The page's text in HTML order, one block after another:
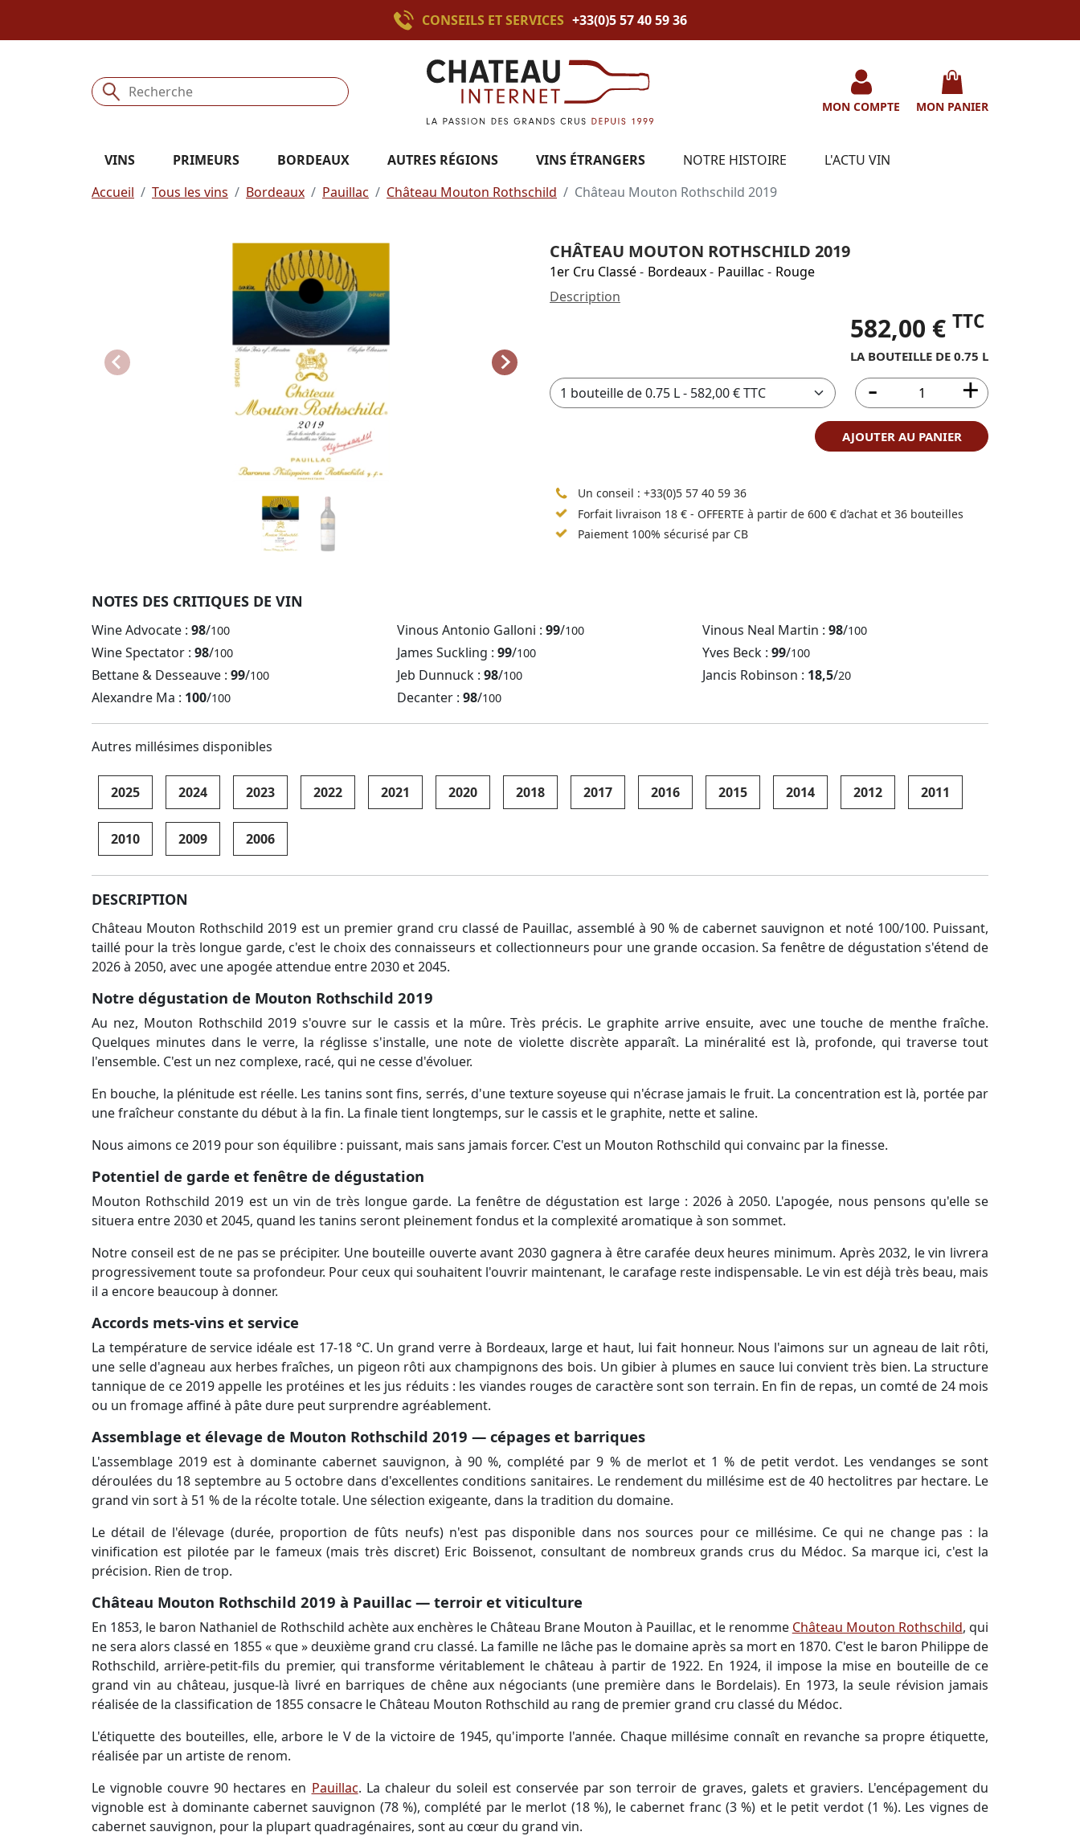
CONSEILS ET SERVICES +33(0)5 57 40 59 36
MON COMPTE MON PANIER
VINS PRIMEURS BORDEAUX AUTRES RÉGIONS VINS ÉTRANGERS NOTRE HISTOIRE
L'ACTU VIN
Accueil
Tous les vins Bordeaux Pauillac Château Mouton Rothschild Château Mouton Rothschild 2019
CHÂTEAU MOUTON ROTHSCHILD 2019
1er Cru Classé- Bordeaux- Pauillac - Rouge
Description
582,00 € TTC
LA BOUTEILLE DE 0.75 L
AJOUTER AU PANIER
Un conseil : +33(0)5 57 40 59 36
Forfait livraison 18 € - OFFERTE à partir de 600 € d’achat et 36 bouteilles
Paiement 100% sécurisé par CB
NOTES DES CRITIQUES DE VIN
Wine Advocate : 98/100 Vinous Antonio Galloni : 99/100 Vinous Neal Martin : 98/100
Wine Spectator : 98/100 James Suckling : 99/100 Yves Beck : 99/100
Bettane & Desseauve : 99/100 Jeb Dunnuck : 98/100 Jancis Robinson : 18,5/20
Alexandre Ma : 100/100 Decanter : 98/100
Autres millésimes disponibles
2025 2024 2023 2022 2021 2020 2018 2017 2016 2015 2014 2012 2011
2010 2009 2006
DESCRIPTION
Château Mouton Rothschild 2019 est un premier grand cru classé de Pauillac, assemblé à 90 % de cabernet sauvignon et noté 100/100. Puissant,
taillé pour la très longue garde, c'est le choix des connaisseurs et collectionneurs pour une grande occasion. Sa fenêtre de dégustation s'étend de
2026 à 2050, avec une apogée attendue entre 2030 et 2045.
Notre dégustation de Mouton Rothschild 2019
Au nez, Mouton Rothschild 2019 s'ouvre sur le cassis et la mûre. Très précis. Le graphite arrive ensuite, avec une touche de menthe fraîche.
Quelques minutes dans le verre, la réglisse s'installe, une note de violette discrète apparaît. La minéralité est là, profonde, qui traverse tout
l'ensemble. C'est un nez complexe, racé, qui ne cesse d'évoluer.
En bouche, la plénitude est réelle. Les tanins sont fins, serrés, d'une texture soyeuse qui n'écrase jamais le fruit. La concentration est là, portée par
une fraîcheur constante du début à la fin. La finale tient longtemps, sur le cassis et le graphite, nette et saline.
Nous aimons ce 2019 pour son équilibre : puissant, mais sans jamais forcer. C'est un Mouton Rothschild qui convainc par la finesse.
Potentiel de garde et fenêtre de dégustation
Mouton Rothschild 2019 est un vin de très longue garde. La fenêtre de dégustation est large : 2026 à 2050. L'apogée, nous pensons qu'elle se
situera entre 2030 et 2045, quand les tanins seront pleinement fondus et la complexité aromatique à son sommet.
Notre conseil est de ne pas se précipiter. Une bouteille ouverte avant 2030 gagnera à être carafée deux heures minimum. Après 2032, le vin livrera
progressivement toute sa profondeur. Pour ceux qui souhaitent l'ouvrir maintenant, le carafage reste indispensable. Le vin est déjà très beau, mais
il a encore beaucoup à donner.
Accords mets-vins et service
La température de service idéale est 17-18 °C. Un grand verre à Bordeaux, large et haut, lui fait honneur. Nous l'aimons sur un agneau de lait rôti,
une selle d'agneau aux herbes fraîches, un pigeon rôti aux champignons des bois. Un gibier à plumes en sauce lui convient très bien. La structure
tannique de ce 2019 appelle les protéines et les jus réduits : les viandes rouges de caractère sont son terrain. En fin de repas, un comté de 24 mois
ou un fromage affiné à pâte dure peut surprendre agréablement.
Assemblage et élevage de Mouton Rothschild 2019 — cépages et barriques
L'assemblage 2019 est à dominante cabernet sauvignon, à 90 %, complété par 9 % de merlot et 1 % de petit verdot. Les vendanges se sont
déroulées du 18 septembre au 5 octobre dans d'excellentes conditions sanitaires. Le rendement du millésime est de 40 hectolitres par hectare. Le
grand vin sort à 51 % de la récolte totale. Une sélection exigeante, dans la tradition du domaine.
Le détail de l'élevage (durée, proportion de fûts neufs) n'est pas disponible dans nos sources pour ce millésime. Ce qui ne change pas : la
vinification est pilotée par le fameux (mais très discret) Eric Boissenot, consultant de nombreux grands crus du Médoc. Sa marque ici, c'est la
précision. Rien de trop.
Château Mouton Rothschild 2019 à Pauillac — terroir et viticulture
En 1853, le baron Nathaniel de Rothschild achète aux enchères le Château Brane Mouton à Pauillac, et le renomme Château Mouton Rothschild, qui
ne sera alors classé en 1855 « que » deuxième grand cru classé. La famille ne lâche pas le domaine après sa mort en 1870. C'est le baron Philippe de
Rothschild, arrière-petit-fils du premier, qui transforme véritablement le château à partir de 1922. En 1924, il impose la mise en bouteille de ce
grand vin au château, jusque-là livré en barriques de chêne aux négociants (une première dans le Bordelais). En 1973, la seule révision jamais
réalisée de la classification de 1855 consacre le Château Mouton Rothschild au rang de premier grand cru classé du Médoc.
L'étiquette des bouteilles, elle, arbore le V de la victoire de 1945, qu'importe l'année. Chaque millésime connaît en revanche sa propre étiquette,
réalisée par un artiste de renom.
Le vignoble couvre 90 hectares en Pauillac. La chaleur du soleil est conservée par son terroir de graves, galets et graviers. L'encépagement du
vignoble est à dominante cabernet sauvignon (78 %), complété par le merlot (18 %), le cabernet franc (3 %) et le petit verdot (1 %). Les vignes de
cabernet sauvignon, pour la plupart quadragénaires, sont au cœur du grand vin.